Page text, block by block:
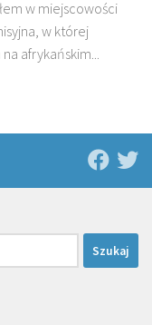
w miejscowości
w której
afrykańskim...